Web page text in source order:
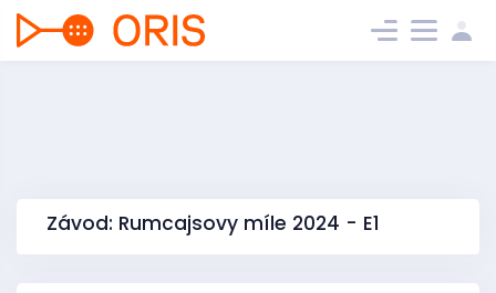
Závod: Rumcajsovy míle 2024 - E1